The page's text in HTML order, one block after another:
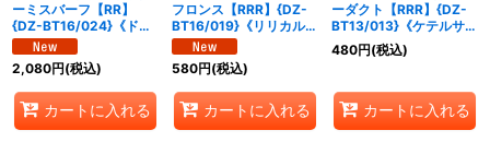
ーミスバーフ【RR】
{DZ-BT16/024}《ドラ
ゴンエンパイア》
2,080円(税込)
カートに入れる
フロンス【RRR】{DZ-
BT16/019}《リリカルモ
ナステリオ》
580円(税込)
カートに入れる
ーダクト【RRR】{DZ-
BT13/013}《ケテルサン
クチュアリ》
480円(税込)
カートに入れる